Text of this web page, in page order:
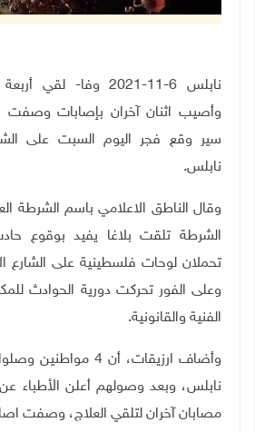
نابلس 6-11-2021 وفا-
وأصيب اثنان آخران بإصابات وصفت
سير وقع فجر اليوم السبت على
نابلس.
وقال الناطق الاعلامي باسم الشرطة
الشرطة تلقت بلاغا يفيد بوقوع
تحملان لوحات فلسطينية على الشارع
وعلى الفور تحركت دورية الحوادث
الفنية والقانونية.
وأضاف ارزيقات، أن 4
نابلس، وبعد وصولهم أعلن الأطباء
مصابان آخران لتلقي العلاج، وصفت